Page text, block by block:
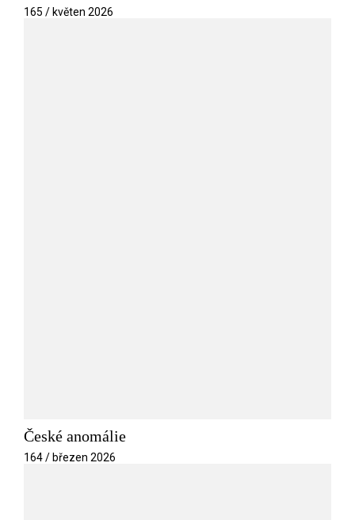
165 / květen 2026
České anomálie
164 / březen 2026